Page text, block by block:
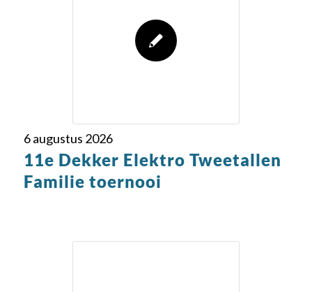
6 augustus 2026
11e Dekker Elektro Tweetallen
Familie toernooi